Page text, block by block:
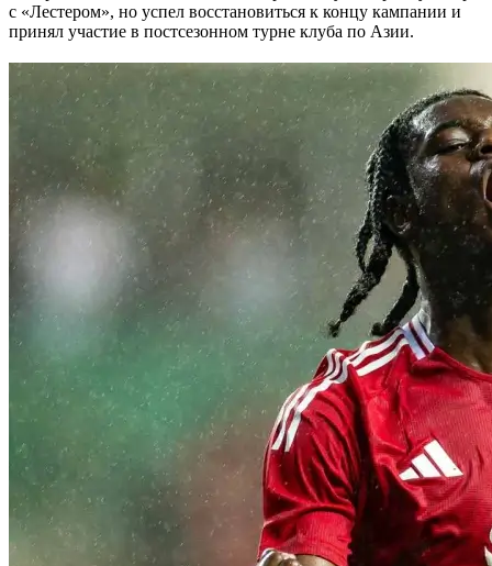
с «Лестером», но успел восстановиться к концу кампании и
принял участие в постсезонном турне клуба по Азии.